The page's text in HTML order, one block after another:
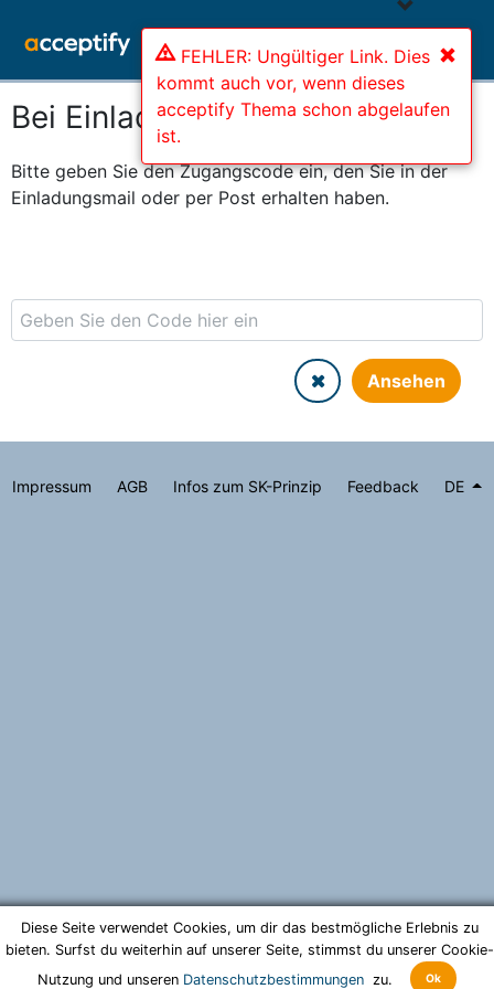
Bei Einladung mitmachen
Bitte geben Sie den Zugangscode ein, den Sie in der
Einladungsmail oder per Post erhalten haben.
Ansehen
Impressum AGB Infos zum SK-Prinzip Feedback DE
Diese Seite verwendet Cookies, um dir das bestmögliche Erlebnis zu
bieten. Surfst du weiterhin auf unserer Seite, stimmst du unserer Cookie-
Nutzung und unseren Datenschutzbestimmungen zu. Ok
FEHLER: Ungültiger Link. Dies
kommt auch vor, wenn dieses
acceptify Thema schon abgelaufen
ist.